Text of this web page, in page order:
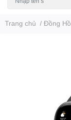
Trang chủ / Đồng Hồ